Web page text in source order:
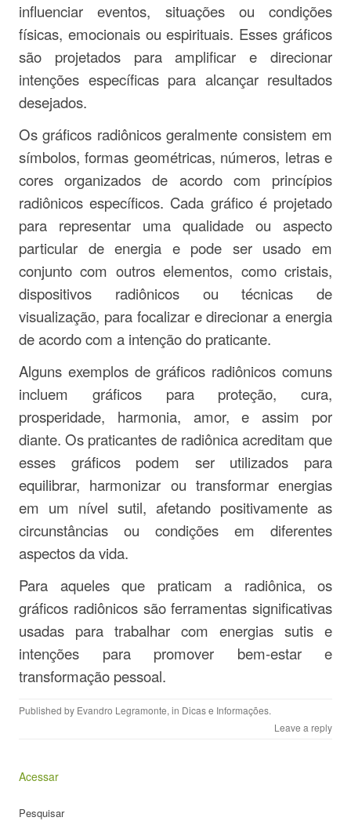
influenciar eventos, situações ou condições
físicas, emocionais ou espirituais. Esses gráficos
são projetados para amplificar e direcionar
intenções específicas para alcançar resultados
desejados.
Os gráficos radiônicos geralmente consistem em
símbolos, formas geométricas, números, letras e
cores organizados de acordo com princípios
radiônicos específicos. Cada gráfico é projetado
para representar uma qualidade ou aspecto
particular de energia e pode ser usado em
conjunto com outros elementos, como cristais,
dispositivos radiônicos ou técnicas de
visualização, para focalizar e direcionar a energia
de acordo com a intenção do praticante.
Alguns exemplos de gráficos radiônicos comuns
incluem gráficos para proteção, cura,
prosperidade, harmonia, amor, e assim por
diante. Os praticantes de radiônica acreditam que
esses gráficos podem ser utilizados para
equilibrar, harmonizar ou transformar energias
em um nível sutil, afetando positivamente as
circunstâncias ou condições em diferentes
aspectos da vida.
Para aqueles que praticam a radiônica, os
gráficos radiônicos são ferramentas significativas
usadas para trabalhar com energias sutis e
intenções para promover bem-estar e
transformação pessoal.
Published by Evandro Legramonte, in Dicas e Informações.
Leave a reply
Acessar
Pesquisar